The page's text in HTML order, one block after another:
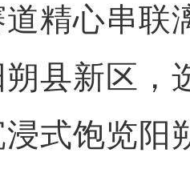
精心串联
县新区，
浸式饱览阳